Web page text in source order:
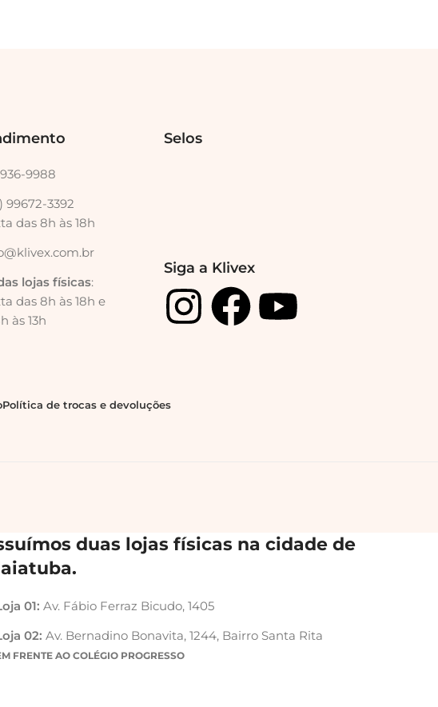
9988
99672-3392
das 8h às 18h
lojas físicas:
das 8h às 18h e
às 13h
Selos
Siga a Klivex
Política de trocas e devoluções
duas lojas físicas na cidade de
01: Av. Fábio Ferraz Bicudo, 1405
02: Av. Bernadino Bonavita, 1244, Bairro Santa Rita
FRENTE AO COLÉGIO PROGRESSO